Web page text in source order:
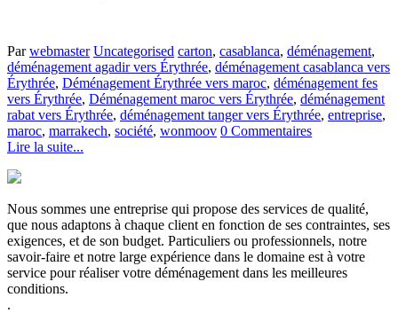
Parwebmaster Uncategorised carton, casablanca, déménagement,
déménagement agadir vers Érythrée, déménagement casablanca vers
Érythrée, Déménagement Érythrée vers maroc, déménagement fes
vers Érythrée, Déménagement maroc vers Érythrée, déménagement
rabat vers Érythrée, déménagement tanger vers Érythrée, entreprise,
maroc, marrakech, société, wonmoov 0 Commentaires
Lire la suite...
Nous sommes une entreprise qui propose des services de qualité,
que nous adaptons à chaque client en fonction de ses contraintes, ses
exigences, et de son budget. Particuliers ou professionnels, notre
savoir-faire et notre large expérience dans le domaine est à votre
service pour réaliser votre déménagement dans les meilleures
conditions.
.